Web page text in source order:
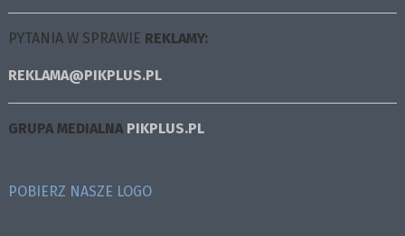
PYTANIA W SPRAWIE REKLAMY:
REKLAMA@PIKPLUS.PL
GRUPA MEDIALNA PIKPLUS.PL
POBIERZ NASZE LOGO